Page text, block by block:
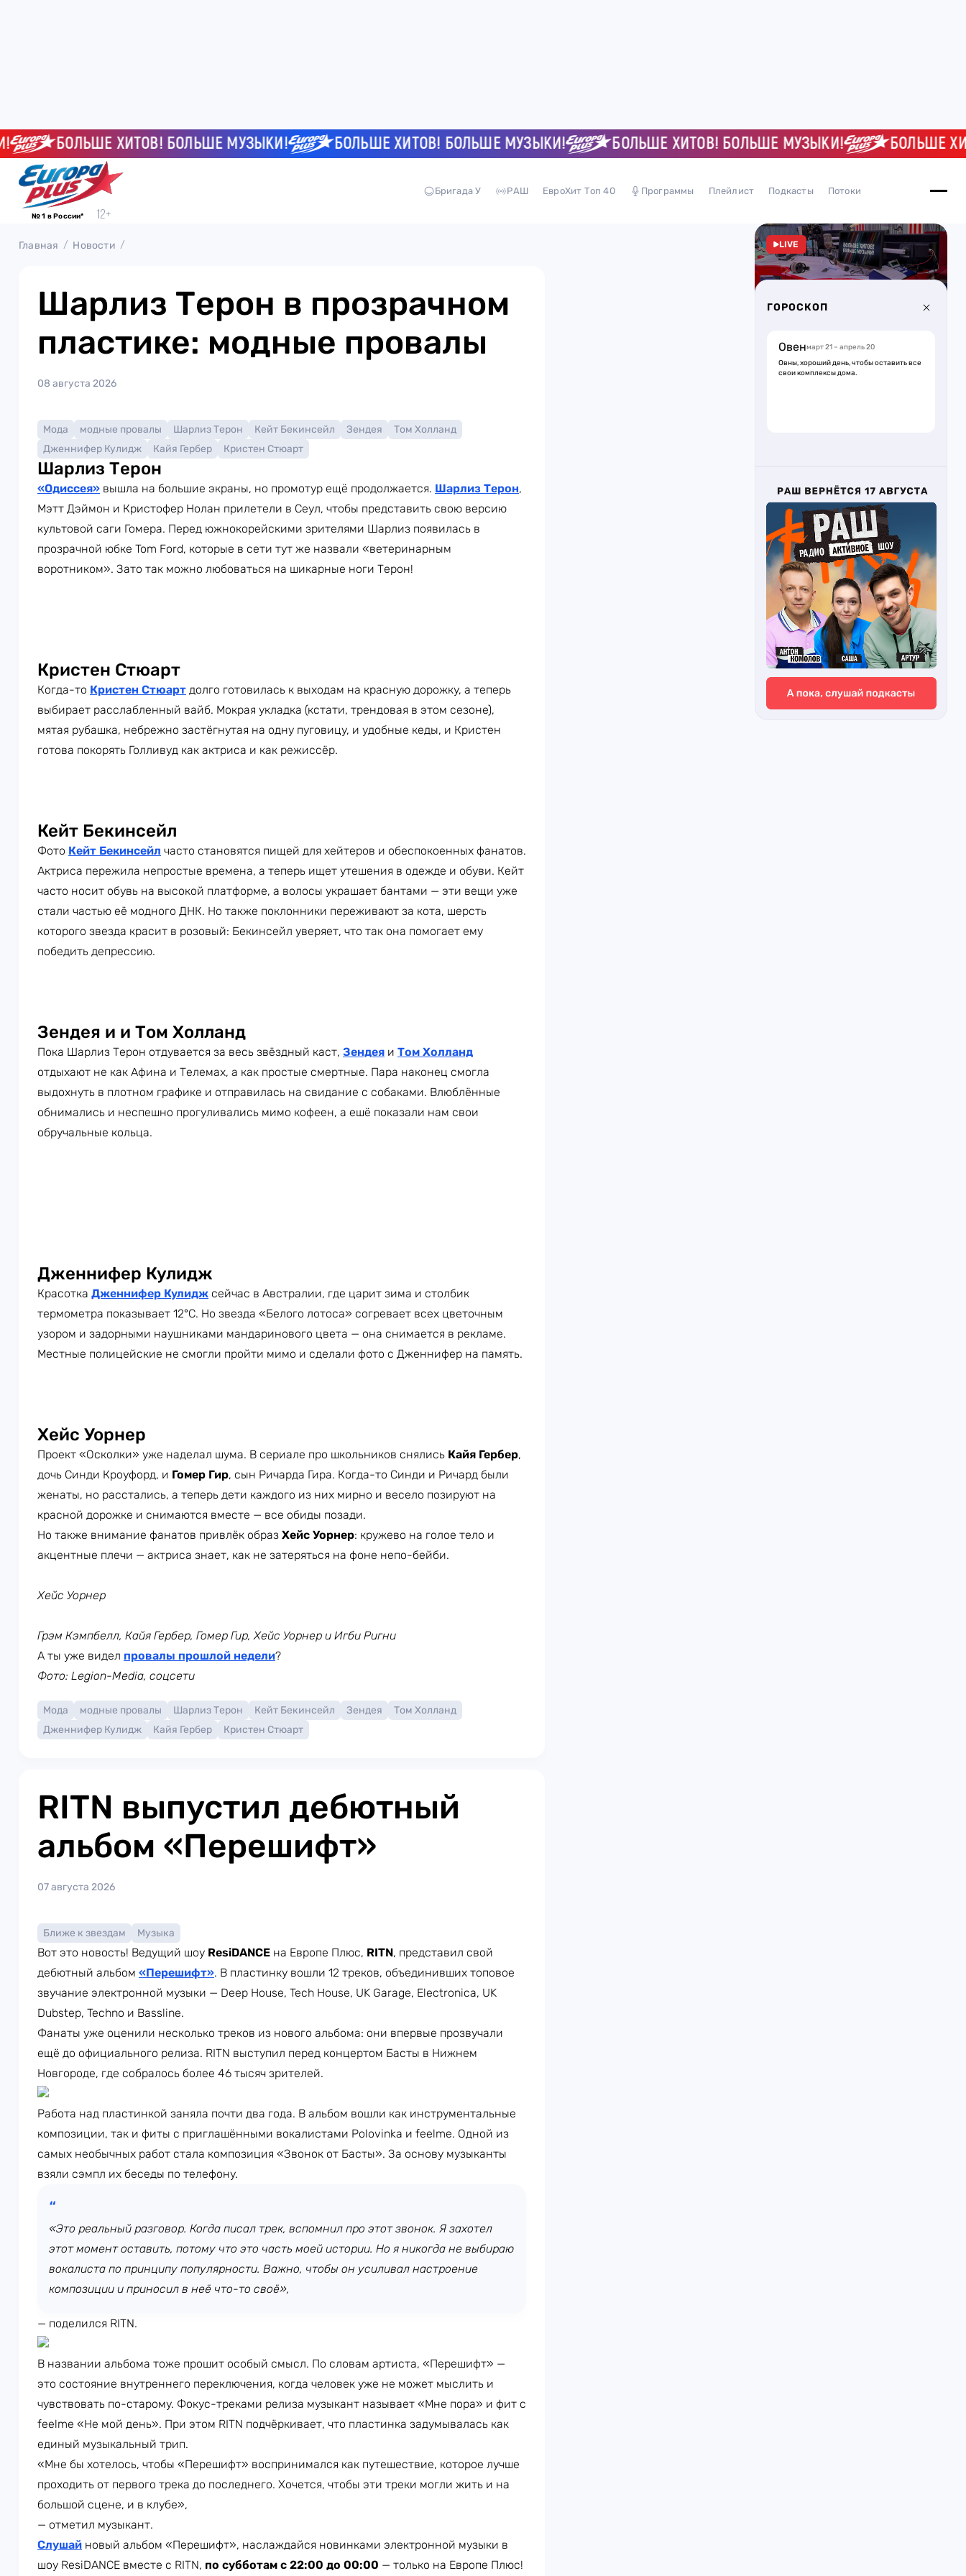
БОЛЬШЕ ХИТОВ! БОЛЬШЕ МУЗЫКИ! БОЛЬШЕ ХИТОВ! БОЛЬШЕ МУЗЫКИ! БОЛЬШЕ ХИТОВ! БОЛЬШЕ МУЗЫКИ! БОЛЬШЕ
№ 1 в России*
Бригада У РАШ ЕвроХит Топ 40 Программы Плейлист Подкасты Потоки
Главная Новости
Шарлиз Терон в прозрачном
пластике: модные провалы
08 августа 2026
Мода модные провалы Шарлиз Терон Кейт Бекинсейл Зендея
Том Холланд
Дженнифер Кулидж
Кайя Гербер Кристен Стюарт
Шарлиз Терон
«Одиссея» вышла на большие экраны, но промотур ещё продолжается. Шарлиз Терон,
Мэтт Дэймон и Кристофер Нолан прилетели в Сеул, чтобы представить свою версию
культовой саги Гомера. Перед южнокорейскими зрителями Шарлиз появилась в
прозрачной юбке Tom Ford, которые в сети тут же назвали «ветеринарным
воротником». Зато так можно любоваться на шикарные ноги Терон!
Кристен Стюарт
Когда-то Кристен Стюарт долго готовилась к выходам на красную дорожку, а теперь
выбирает расслабленный вайб. Мокрая укладка (кстати, трендовая в этом сезоне),
мятая рубашка, небрежно застёгнутая на одну пуговицу, и удобные кеды, и Кристен
готова покорять Голливуд как актриса и как режиссёр.
Кейт Бекинсейл
Фото Кейт Бекинсейл часто становятся пищей для хейтеров и обеспокоенных фанатов.
Актриса пережила непростые времена, а теперь ищет утешения в одежде и обуви. Кейт
часто носит обувь на высокой платформе, а волосы украшает бантами — эти вещи уже
стали частью её модного ДНК. Но также поклонники переживают за кота, шерсть
которого звезда красит в розовый: Бекинсейл уверяет, что так она помогает ему
победить депрессию.
Зендея и и Том Холланд
Пока Шарлиз Терон отдувается за весь звёздный каст, Зендея и Том Холланд
отдыхают не как Афина и Телемах, а как простые смертные. Пара наконец смогла
выдохнуть в плотном графике и отправилась на свидание с собаками. Влюблённые
обнимались и неспешно прогуливались мимо кофеен, а ешё показали нам свои
обручальные кольца.
Дженнифер Кулидж
Красотка Дженнифер Кулидж сейчас в Австралии, где царит зима и столбик
термометра показывает 12°C. Но звезда «Белого лотоса» согревает всех цветочным
узором и задорными наушниками мандаринового цвета — она снимается в рекламе.
Местные полицейские не смогли пройти мимо и сделали фото с Дженнифер на память.
Хейс Уорнер
Проект «Осколки» уже наделал шума. В сериале про школьников снялись Кайя Гербер,
дочь Синди Кроуфорд, и Гомер Гир, сын Ричарда Гира. Когда-то Синди и Ричард были
женаты, но расстались, а теперь дети каждого из них мирно и весело позируют на
красной дорожке и снимаются вместе — все обиды позади.
Но также внимание фанатов привлёк образ Хейс Уорнер: кружево на голое тело и
акцентные плечи — актриса знает, как не затеряться на фоне непо-бейби.
Хейс Уорнер
Грэм Кэмпбелл, Кайя Гербер, Гомер Гир, Хейс Уорнер и Игби Ригни
А ты уже видел провалы прошлой недели?
Фото: Legion-Media, соцсети
Мода модные провалы Шарлиз Терон Кейт Бекинсейл Зендея
Том Холланд
Дженнифер Кулидж
Кайя Гербер Кристен Стюарт
RITN выпустил дебютный
альбом «Перешифт»
07 августа 2026
Ближе к звездам Музыка
Вот это новость! Ведущий шоу ResiDANCE на Европе Плюс, RITN, представил свой
дебютный альбом «Перешифт». В пластинку вошли 12 треков, объединивших топовое
звучание электронной музыки — Deep House, Tech House, UK Garage, Electronica, UK
Dubstep, Techno и Bassline.
Фанаты уже оценили несколько треков из нового альбома: они впервые прозвучали
ещё до официального релиза. RITN выступил перед концертом Басты в Нижнем
Новгороде, где собралось более 46 тысяч зрителей.
Работа над пластинкой заняла почти два года. В альбом вошли как инструментальные
композиции, так и фиты с приглашёнными вокалистами Polovinka и feelme. Одной из
самых необычных работ стала композиция «Звонок от Басты». За основу музыканты
взяли сэмпл их беседы по телефону.
«Это реальный разговор. Когда писал трек, вспомнил про этот звонок. Я захотел
этот момент оставить, потому что это часть моей истории. Но я никогда не выбираю
вокалиста по принципу популярности. Важно, чтобы он усиливал настроение
композиции и приносил в неё что-то своё»,
— поделился RITN.
В названии альбома тоже прошит особый смысл. По словам артиста, «Перешифт» —
это состояние внутреннего переключения, когда человек уже не может мыслить и
чувствовать по-старому. Фокус-треками релиза музыкант называет «Мне пора» и фит с
feelme «Не мой день». При этом RITN подчёркивает, что пластинка задумывалась как
единый музыкальный трип.
«Мне бы хотелось, чтобы «Перешифт» воспринимался как путешествие, которое лучше
проходить от первого трека до последнего. Хочется, чтобы эти треки могли жить и на
большой сцене, и в клубе»,
— отметил музыкант.
Слушай новый альбом «Перешифт», наслаждайся новинками электронной музыки в
шоу ResiDANCE вместе с RITN, по субботам с 22:00 до 00:00 — только на Европе Плюс!​
LIVE
ГОРОСКОП
Овенмарт 21 – апрель 20
Овны, хороший день, чтобы оставить все
свои комплексы дома.